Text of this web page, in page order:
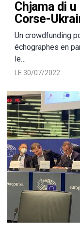
Chjama di
Corse-
Un crowdfunding
échographes en
le…
LE 30/07/2022